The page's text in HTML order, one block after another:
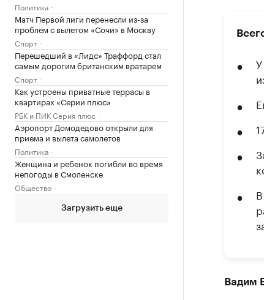
Политика
Матч Первой лиги перенесли из-за
проблем с вылетом «Сочи» в Москву
Спорт
Перешедший в «Лидс» Траффорд стал
самым дорогим британским вратарем
Спорт
Как устроены приватные террасы в
квартирах «Серии плюс»
РБК и ПИК Серия плюс
Аэропорт Домодедово открыли для
приема и вылета самолетов
Политика
Женщина и ребенок погибли во время
непогоды в Смоленске
Общество
Загрузить еще
Вадим